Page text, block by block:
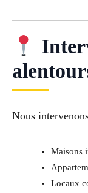
Nous
Maisons
Locaux